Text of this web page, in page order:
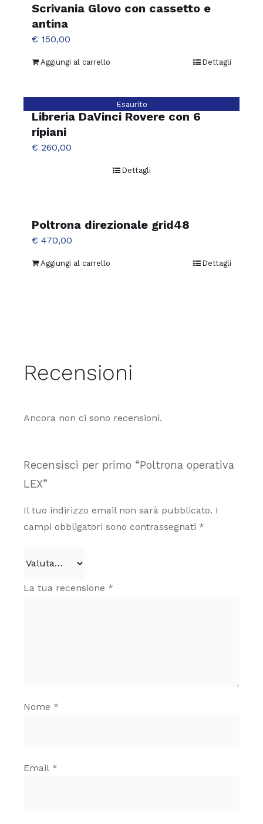
Scrivania Glovo con cassetto e
antina
€ 150,00
Aggiungi al carrello Dettagli
Esaurito
Libreria DaVinci Rovere con 6
ripiani
€ 260,00
Dettagli
Poltrona direzionale grid48
€ 470,00
Aggiungi al carrello Dettagli
Recensioni
Ancora non ci sono recensioni.
Recensisci per primo “Poltrona operativa
LEX”
Il tuo indirizzo email non sarà pubblicato. I
campi obbligatori sono contrassegnati *
La tua recensione *
Nome *
Email *